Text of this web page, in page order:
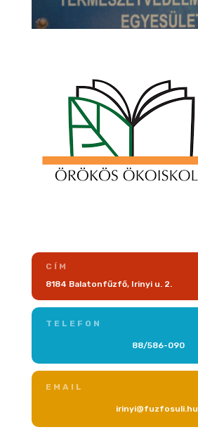
CÍM
8184 Balatonfűzfő, Irinyi u. 2.
TELEFON
88/586-090
EMAIL
irinyi@fuzfosuli.hu